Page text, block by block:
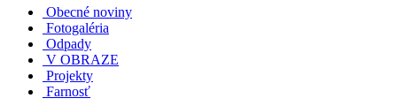
Obecné noviny
Fotogaléria
Odpady
V OBRAZE
Projekty
Farnosť